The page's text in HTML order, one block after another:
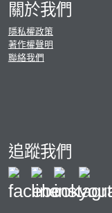
關於我們
隱私權政策
著作權聲明
聯絡我們
追蹤我們